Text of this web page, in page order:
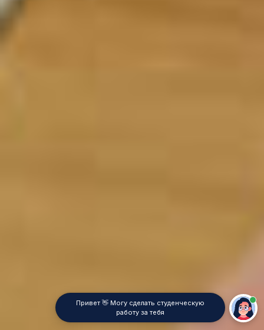
Привет 👋 Могу сделать студенческую
работу за тебя